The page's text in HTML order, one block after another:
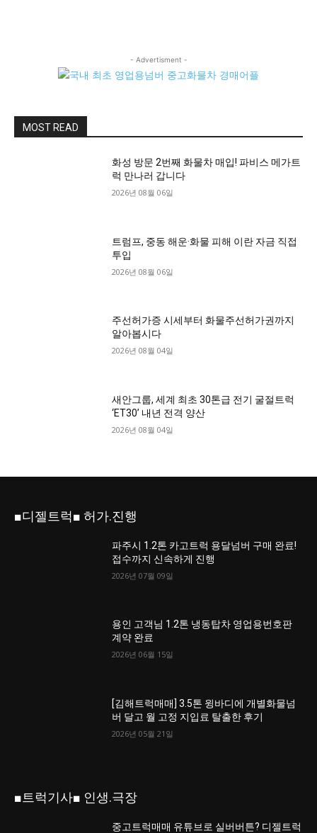
- Advertisment -
MOST READ
화성 방문 2번째 화물차 매입! 파비스 메가트
럭 만나러 갑니다
2026년 08월 06일
트럼프, 중동 해운·화물 피해 이란 자금 직접
투입
2026년 08월 06일
주선허가증 시세부터 화물주선허가권까지
알아봅시다
2026년 08월 04일
새안그룹, 세계 최초 30톤급 전기 굴절트럭
‘ET30’ 내년 전격 양산
2026년 08월 04일
■디젤트럭■ 허가.진행
파주시 1.2톤 카고트럭 용달넘버 구매 완료!
접수까지 신속하게 진행
2026년 07월 09일
용인 고객님 1.2톤 냉동탑차 영업용번호판
계약 완료
2026년 06월 15일
[김해트럭매매] 3.5톤 윙바디에 개별화물넘
버 달고 월 고정 지입료 탈출한 후기
2026년 05월 21일
■트럭기사■ 인생.극장
중고트럭매매 유튜브로 실버버튼? 디젤트럭